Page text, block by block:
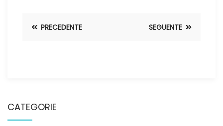
PRECEDENTE SEGUENTE
CATEGORIE